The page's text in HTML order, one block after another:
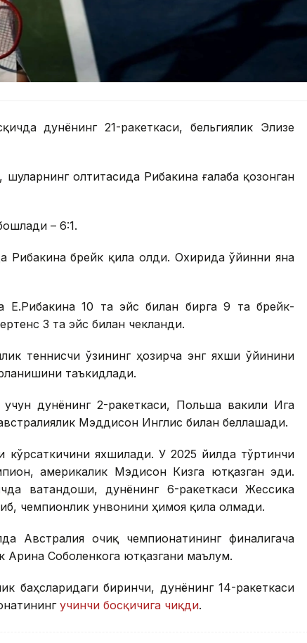
дунёнинг 21-ракеткаси, бельгиялик Элизе
олтитасида Рибакина ғалаба қозонган
– 6:1.
Рибакина брейк қила олди. Охирида ўйинни яна
Е.Рибакина 10 та эйс билан бирга 9 та брейк-
3 та эйс билан чекланди.
теннисчи ўзининг ҳозирча энг яхши ўйинини
таъкидлади.
дунёнинг 2-ракеткаси, Польша вакили Ига
Мэддисон Инглис билан беллашади.
кўрсаткичини яхшилади. У 2025 йилда тўртинчи
америкалик Мэдисон Кизга ютқазган эди.
ватандоши, дунёнинг 6-ракеткаси Жессика
чемпионлик унвонини ҳимоя қила олмади.
Австралия очиқ чемпионатининг финалигача
Арина Соболенкога ютқазгани маълум.
баҳсларидаги биринчи, дунёнинг 14-ракеткаси
учинчи босқичига чиқди.